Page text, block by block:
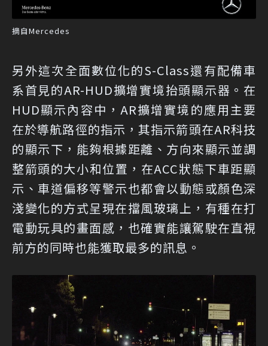
摘自Mercedes
另外這次全面數位化的S-Class還有配備車
系首見的AR-HUD擴增實境抬頭顯示器。在
HUD顯示內容中，AR擴增實境的應用主要
在於導航路徑的指示，其指示箭頭在AR科技
的顯示下，能夠根據距離、方向來顯示並調
整箭頭的大小和位置，在ACC狀態下車距顯
示、車道偏移等警示也都會以動態或顏色深
淺變化的方式呈現在擋風玻璃上，有種在打
電動玩具的畫面感，也確實能讓駕駛在直視
前方的同時也能獲取最多的訊息。